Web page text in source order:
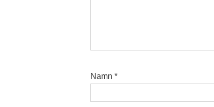
Namn *